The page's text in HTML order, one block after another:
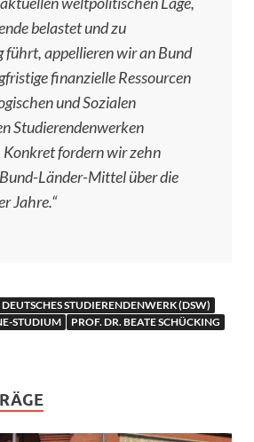
belastet und zu
führt, appellieren wir an Bund
finanzielle Ressourcen
und Sozialen
Studierendenwerken
Konkret fordern wir zehn
Länder-Mittel über die
Jahre.“
DEUTSCHES STUDIERENDENWERK (DSW)
STUDIUM
PROF. DR. BEATE SCHÜCKING